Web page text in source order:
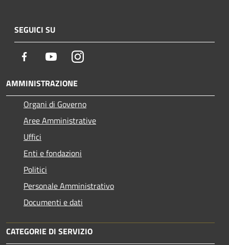
SEGUICI SU
Facebook YoutubeInstagram
AMMINISTRAZIONE
Organi di Governo
Aree Amministrative
Uffici
Enti e fondazioni
Politici
Personale Amministrativo
Documenti e dati
CATEGORIE DI SERVIZIO